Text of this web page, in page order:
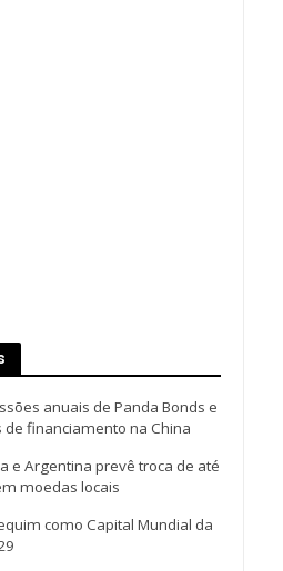
anuais de Panda Bonds e
financiamento na China
e Argentina prevê troca de até
moedas locais
como Capital Mundial da